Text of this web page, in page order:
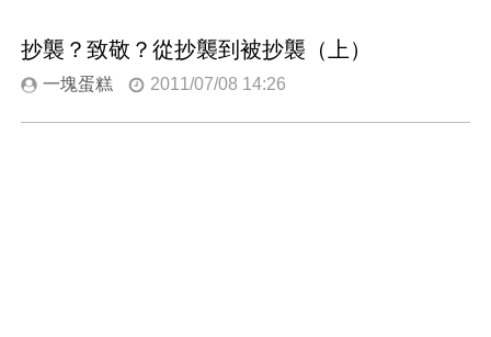
抄襲？致敬？從抄襲到被抄襲（上）
一塊蛋糕 2011/07/08 14:26